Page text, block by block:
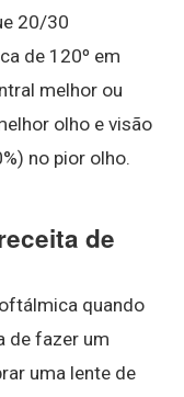
20/30
de 120º em
melhor ou
olho e visão
no pior olho.
de
quando
de fazer um
uma lente de